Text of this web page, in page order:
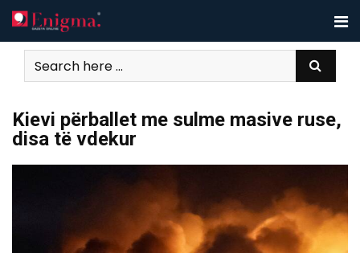
Skip
to
content
Kievi përballet me sulme masive ruse,
disa të vdekur